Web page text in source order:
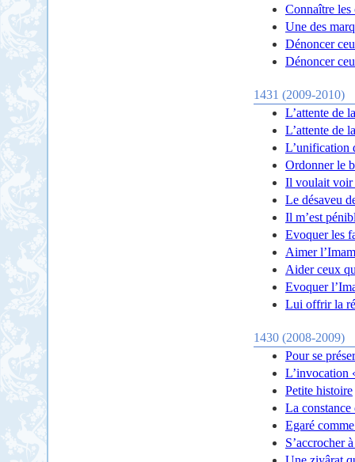
Connaître les
Une des
Dénoncer
Dénoncer
1431 (2009-2010)
L’attente de
L’attente de
L’unification
Ordonner le
Il voulait voir
Le désaveu
Il m’est
Evoquer les
Aimer
Aider ceux
Evoquer
Lui offrir la
1430 (2008-2009)
Pour se
L’invocation
Petite histoire
La constance
Egaré
S’accrocher